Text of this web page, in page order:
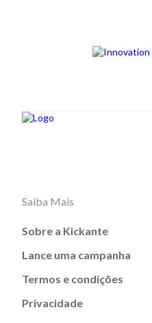
Saiba Mais
Sobre a Kickante
Lance uma campanha
Termos e condições
Privacidade